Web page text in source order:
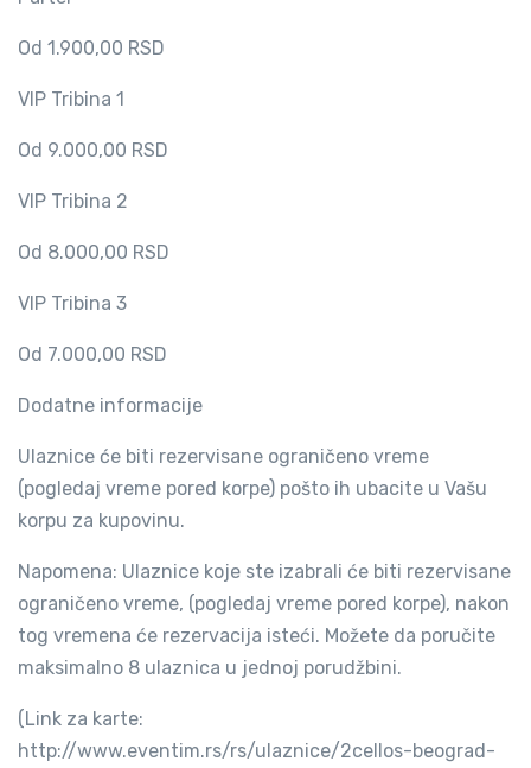
Od 1.900,00 RSD
VIP Tribina 1
Od 9.000,00 RSD
VIP Tribina 2
Od 8.000,00 RSD
VIP Tribina 3
Od 7.000,00 RSD
Dodatne informacije
Ulaznice će biti rezervisane ograničeno vreme
(pogledaj vreme pored korpe) pošto ih ubacite u Vašu
korpu za kupovinu.
Napomena: Ulaznice koje ste izabrali će biti rezervisane
ograničeno vreme, (pogledaj vreme pored korpe), nakon
tog vremena će rezervacija isteći. Možete da poručite
maksimalno 8 ulaznica u jednoj porudžbini.
(Link za karte:
http://www.eventim.rs/rs/ulaznice/2cellos-beograd-